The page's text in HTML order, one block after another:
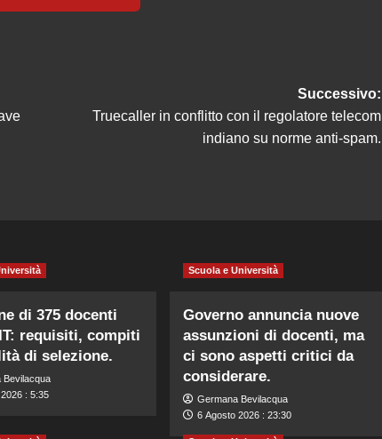
Successivo:
Truecaller in conflitto con il regolatore telecom
indiano su norme anti-spam.
di 375 docenti
requisiti, compiti
di selezione.
Bevilacqua
: 5:35
Scuola e Università
Governo annuncia nuove
assunzioni di docenti, ma
ci sono aspetti critici da
considerare.
Germana Bevilacqua
6 Agosto 2026 : 23:30